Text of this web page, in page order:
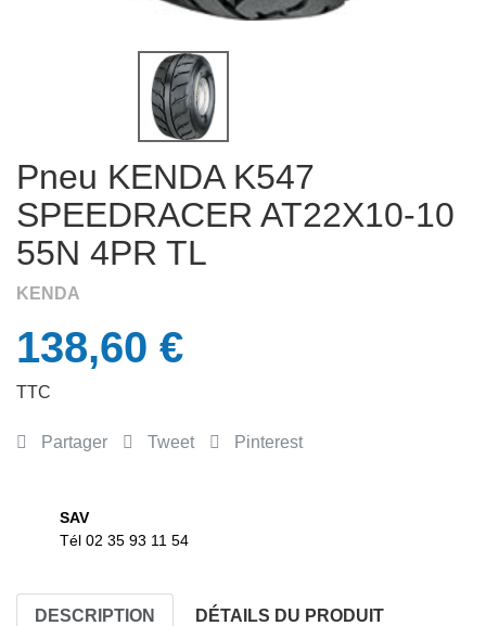
Pneu KENDA K547
SPEEDRACER AT22X10-10
55N 4PR TL
KENDA
138,60 €
TTC
Partager Tweet Pinterest
SAV
Tél 02 35 93 11 54
DESCRIPTION DÉTAILS DU PRODUIT
